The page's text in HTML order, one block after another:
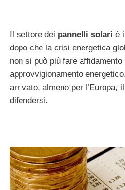
Il settore dei pannelli solari è
dopo che la crisi energetica
non si può più fare
approvvigionamento
arrivato, almeno per l’Europa,
difendersi.